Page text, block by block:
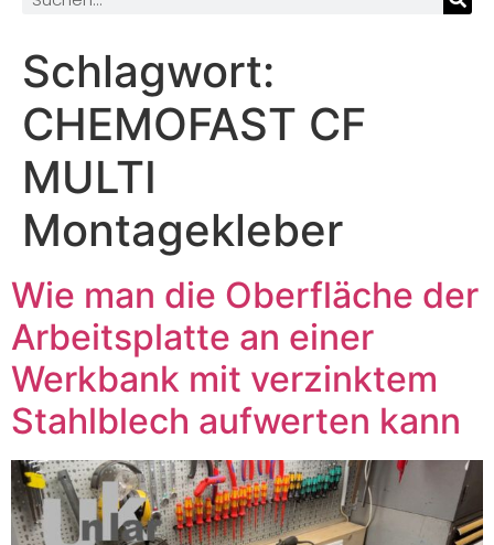
Schlagwort:
CHEMOFAST CF
MULTI
Montagekleber
Wie man die Oberfläche der
Arbeitsplatte an einer
Werkbank mit verzinktem
Stahlblech aufwerten kann